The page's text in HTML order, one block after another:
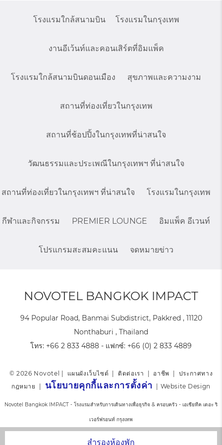
โรงแรมใกล้สนามบิน โรงแรมในกรุงเทพ
งานอีเว้นท์และคอนเสิร์ตที่อิมแพ็ค
โรงแรมใกล้สนามบินดอนเมือง สุขภาพและความงาม
สถานที่ท่องเที่ยวในกรุงเทพ
สถานที่ช้อปปิ้งในกรุงเทพที่น่าสนใจ
วัฒนธรรมและประเพณีในกรุงเทพฯ ที่น่าสนใจ
สถานที่ท่องเที่ยวในกรุงเทพฯ ที่น่าสนใจ โรงแรมในกรุงเทพ
กีฬาและกิจกรรม PREMIER LOUNGE อิมแพ็ค อีเวนท์
โปรแกรมสะสมคะแนน จดหมายข่าว
NOVOTEL BANGKOK IMPACT
94 Popular Road, Banmai Subdistrict, Pakkred , 11120
Nonthaburi , Thailand
โทร: +66 2 833 4888 - แฟกซ์: +66 (0) 2 833 4889
© 2026 Novotel | แผนผังเว็บไซต์ ติดต่อเรา อาชีพ
ประกาศทาง
กฎหมาย
นโยบายคุกกี้และการตั้งค่า Website Design
Novotel Bangkok IMPACT - โรงแรมสำหรับการเดินทางเพื่อธุรกิจ & ครอบครัว - เอเชียทีค เดอะ ริ
เวอร์ฟรอนท์ กรุงเทพ
สำรองห้องพัก